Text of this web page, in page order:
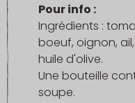
Pour info :
Ingrédients :
boeuf, oignon,
huile d'olive.
Une bouteille
soupe.